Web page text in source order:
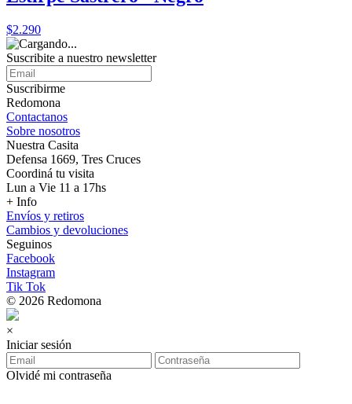
$2.290
Suscribite a nuestro newsletter
Suscribirme
Redomona
Contactanos
Sobre nosotros
Nuestra Casita
Defensa 1669, Tres Cruces
Coordiná tu visita
Lun a Vie 11 a 17hs
+ Info
Envíos y retiros
Cambios y devoluciones
Seguinos
Facebook
Instagram
Tik Tok
© 2026 Redomona
×
Iniciar sesión
Olvidé mi contraseña